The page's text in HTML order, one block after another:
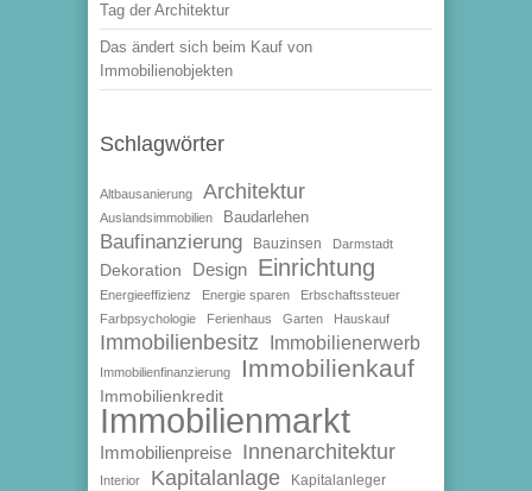
Tag der Architektur
Das ändert sich beim Kauf von
Immobilienobjekten
Schlagwörter
Altbausanierung Architektur
Auslandsimmobilien Baudarlehen
Baufinanzierung Bauzinsen Darmstadt
Dekoration Design Einrichtung
Energieeffizienz Energie sparen
Erbschaftssteuer
Farbpsychologie
Ferienhaus Garten Hauskauf
Immobilienbesitz Immobilienerwerb
Immobilienfinanzierung Immobilienkauf
Immobilienkredit
Immobilienmarkt
Immobilienpreise Innenarchitektur
Interior Kapitalanlage Kapitalanleger